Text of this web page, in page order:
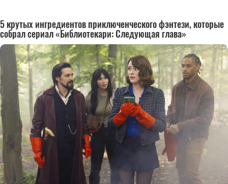
5 крутых ингредиентов приключенческого фэнтези, которые
собрал сериал «Библиотекари: Следующая глава»